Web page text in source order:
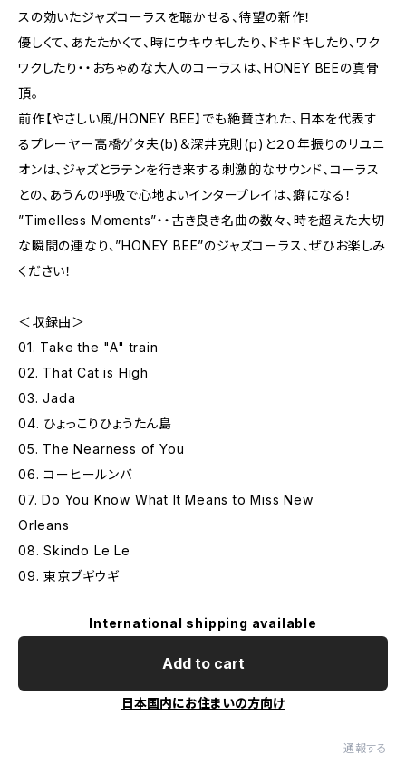
スの効いたジャズコーラスを聴かせる、待望の新作！
優しくて、あたたかくて、時にウキウキしたり、ドキドキしたり、ワク
ワクしたり・・おちゃめな大人のコーラスは、HONEY BEEの真骨
頂。
前作【やさしい風/HONEY BEE】でも絶賛された、日本を代表す
るプレーヤー高橋ゲタ夫(b)＆深井克則(p)と２０年振りのリユニ
オンは、ジャズとラテンを行き来する刺激的なサウンド、コーラス
との、あうんの呼吸で心地よいインタープレイは、癖になる！
”Timelless Moments”・・古き良き名曲の数々、時を超えた大切
な瞬間の連なり、”HONEY BEE”のジャズコーラス、ぜひお楽しみ
ください！
＜収録曲＞
01. Take the "A" train
02. That Cat is High
03. Jada
04. ひょっこりひょうたん島
05. The Nearness of You
06. コーヒールンバ
07. Do You Know What It Means to Miss New
Orleans
08. Skindo Le Le
09. 東京ブギウギ
International shipping available
Add to cart
日本国内にお住まいの方向け
通報する